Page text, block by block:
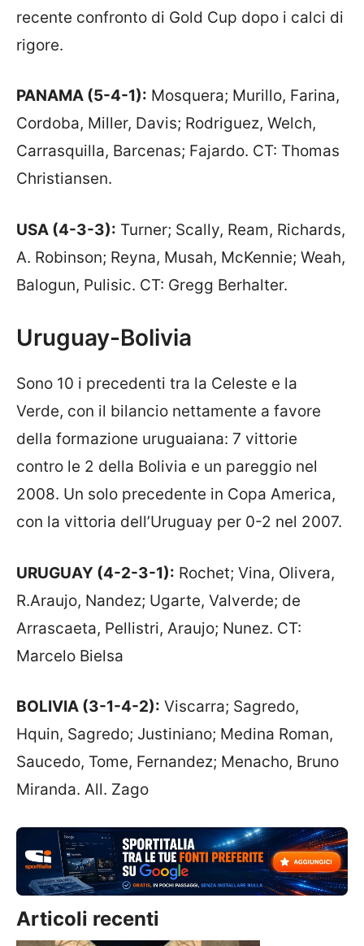
recente confronto di Gold Cup dopo i calci di
rigore.
PANAMA (5-4-1): Mosquera; Murillo, Farina,
Cordoba, Miller, Davis; Rodriguez, Welch,
Carrasquilla, Barcenas; Fajardo. CT: Thomas
Christiansen.
USA (4-3-3): Turner; Scally, Ream, Richards,
A. Robinson; Reyna, Musah, McKennie; Weah,
Balogun, Pulisic. CT: Gregg Berhalter.
Uruguay-Bolivia
Sono 10 i precedenti tra la Celeste e la
Verde, con il bilancio nettamente a favore
della formazione uruguaiana: 7 vittorie
contro le 2 della Bolivia e un pareggio nel
2008. Un solo precedente in Copa America,
con la vittoria dell’Uruguay per 0-2 nel 2007.
URUGUAY (4-2-3-1): Rochet; Vina, Olivera,
R.Araujo, Nandez; Ugarte, Valverde; de
Arrascaeta, Pellistri, Araujo; Nunez. CT:
Marcelo Bielsa
BOLIVIA (3-1-4-2): Viscarra; Sagredo,
Hquin, Sagredo; Justiniano; Medina Roman,
Saucedo, Tome, Fernandez; Menacho, Bruno
Miranda. All. Zago
Articoli recenti